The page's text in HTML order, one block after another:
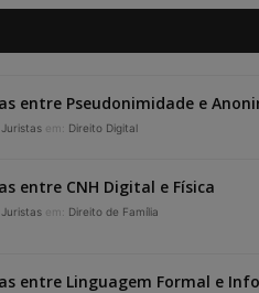
entre Pseudonimidade e
Juristas em: Direito Digital
entre CNH Digital e Física
Juristas em: Direito de Família
entre Linguagem Formal e